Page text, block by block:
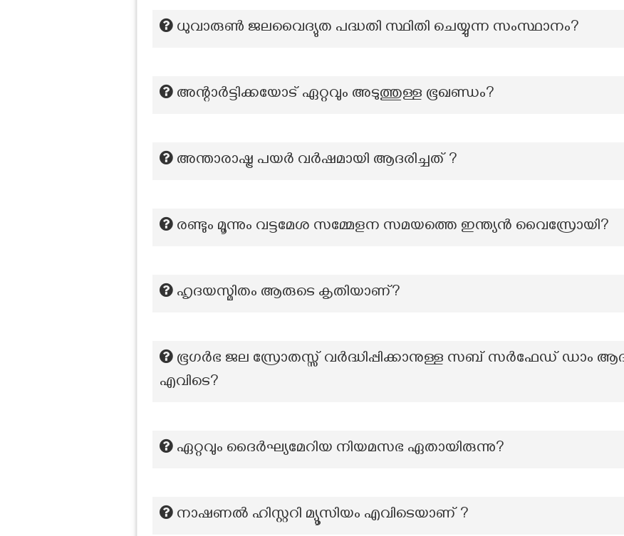
ധുവാരുൺ ജലവൈദ്യുത പദ്ധതി സ്ഥിതി ചെയ്യുന്ന സംസ്ഥാനം?
അന്റാർട്ടിക്കയോട് ഏറ്റവും അടുത്തുള്ള ഭൂഖണ്ഡം?
അന്താരാഷ്ട്ര പയർ വർഷമായി ആദരിച്ചത് ?
രണ്ടും മൂന്നും വട്ടമേശ സമ്മേളന സമയത്തെ ഇന്ത്യൻ വൈസ്രോയി?
ഹൃദയസ്മിതം ആരുടെ കൃതിയാണ്?
ഭൂഗർഭ ജല സ്രോതസ്സ് വർദ്ധിപ്പിക്കാനുള്ള സബ് സർഫേഡ് ഡാം
എവിടെ?
ഏറ്റവും ദൈർഘ്യമേറിയ നിയമസഭ ഏതായിരുന്നു?
നാഷണൽ ഹിസ്റ്ററി മ്യൂസിയം എവിടെയാണ് ?